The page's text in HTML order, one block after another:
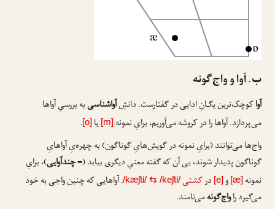
ب. آوا و واج‌گونه
آواکوچک‌ترین یگـانِ ادایی در گفتارست. دانشِآواشناسیبه بررسیِ آواها
می‌پردازد. آواها را در کروشه می‌آوریم، برایِ نمونه [m] یا [o]
.
واج‌ها می‌توانند (برایِ نمونه در گویش‌هایِ گوناگون) به چهره‌یِ آواهایِ
گوناگون پدیدار شوند، بی آن که گفته معنیِ دیگری بیابد (=چندآوایی)، برایِ
نمونه [æ] و [e] درکشتی /kæʃti/⇆ /keʃti/
. آواهایی که چنین واجی به خود
می‌گیرد راواج‌گونهمی‌نامند.